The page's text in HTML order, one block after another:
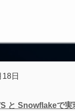
日
と​ Snowflakeで​実